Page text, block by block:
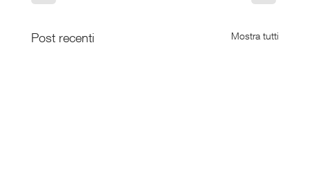
Post recenti Mostra tutti